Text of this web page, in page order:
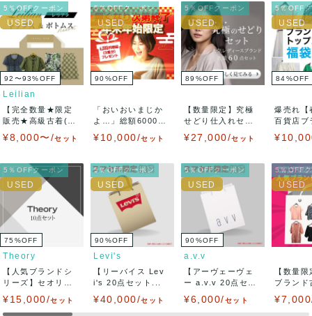
5％OFFクーポン
92〜93%OFF
Leilian
【完全数量★限定
販売★高級古着(US
¥8,000〜/セット
5％OFFクーポン
90%OFF
「おいおいまじか
よ…」総額6000円
¥10,000/セット
5％OFFクーポン
89 %OFF
【数量限定】究極
せどり仕入れセッ
販...
¥27,000/セット
5％OFF
84%OFF
爆売れ【
百貨店ブ
ど...
5％OFFクーポン
75 %OFF
Theory
【人気ブランドシ
リーズ】セオリー
¥15,000/セット
5％OFFクーポン
90%OFF
Levi's
【リーバイス Lev
i's 20点セット...
¥40,000/セット
5％OFFクーポン
90%OFF
a.v.v
【アーヴェーヴェ
ー a.v.v 20点セッ
¥6,000/セット
5％OFF
【数量
ブラン